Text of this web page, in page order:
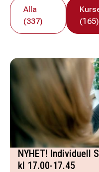
Alla
(337)
(165)
NYHET! Individuell
kl 17.00-17.45